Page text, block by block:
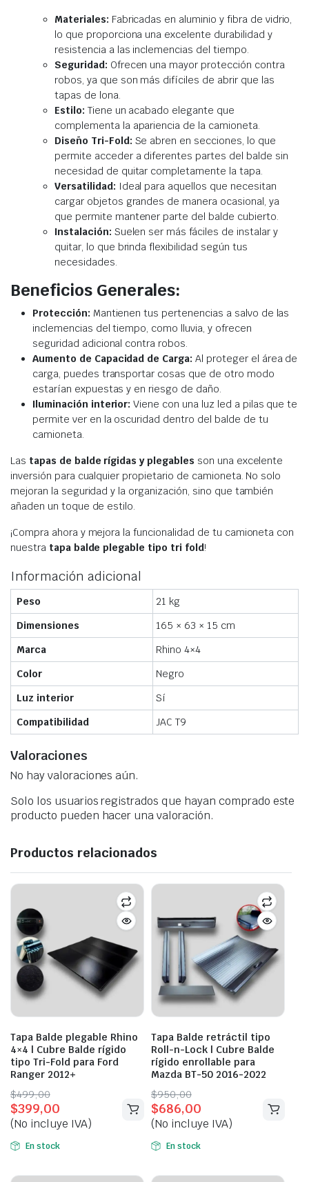
Materiales: Fabricadas en aluminio y fibra de vidrio,
lo que proporciona una excelente durabilidad y
resistencia a las inclemencias del tiempo.
Seguridad: Ofrecen una mayor protección contra
robos, ya que son más difíciles de abrir que las
tapas de lona.
Estilo: Tiene un acabado elegante que
complementa la apariencia de la camioneta.
Diseño Tri-Fold: Se abren en secciones, lo que
permite acceder a diferentes partes del balde sin
necesidad de quitar completamente la tapa.
Versatilidad: Ideal para aquellos que necesitan
cargar objetos grandes de manera ocasional, ya
que permite mantener parte del balde cubierto.
Instalación: Suelen ser más fáciles de instalar y
quitar, lo que brinda flexibilidad según tus
necesidades.
Beneficios Generales:
Protección: Mantienen tus pertenencias a salvo de las
inclemencias del tiempo, como lluvia, y ofrecen
seguridad adicional contra robos.
Aumento de Capacidad de Carga: Al proteger el área de
carga, puedes transportar cosas que de otro modo
estarían expuestas y en riesgo de daño.
Iluminación interior:Viene con una luz led a pilas que te
permite ver en la oscuridad dentro del balde de tu
camioneta.
Las tapas de balde rígidas y plegables son una excelente
inversión para cualquier propietario de camioneta. No solo
mejoran la seguridad y la organización, sino que también
añaden un toque de estilo.
¡Compra ahora y mejora la funcionalidad de tu camioneta con
nuestra tapa balde plegable tipo tri fold!
Información adicional
Peso
21 kg
Dimensiones
165 × 63 × 15 cm
Marca
Rhino 4×4
Color
Negro
Luz interior
Sí
Compatibilidad
JAC T9
Valoraciones
No hay valoraciones aún.
Solo los usuarios registrados que hayan comprado este
producto pueden hacer una valoración.
Productos relacionados
Tapa Balde plegable Rhino
4×4 | Cubre Balde rígido
tipo Tri-Fold para Ford
Ranger 2012+
$499,00
Original
price
was:
$499,00.
$399,00
Current
price
is:
$399,00.
(No incluye IVA)
En stock
Tapa Balde retráctil tipo
Roll-n-Lock | Cubre Balde
rígido enrollable para
Mazda BT-50 2016-2022
$950,00
Original
price
was:
$950,00.
$686,00
Current
price
is:
$686,00.
(No incluye IVA)
En stock